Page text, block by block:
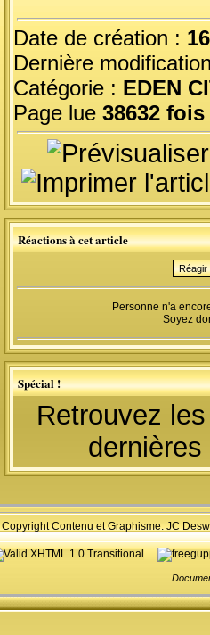
Date de création :
Dernière
Catégorie : EDEN
Page lue 38632 fois
Réactions à cet article
Réagir
Personne n'a
Soyez
Spécial !
Retrouvez
Copyright Contenu et Graphisme: JC